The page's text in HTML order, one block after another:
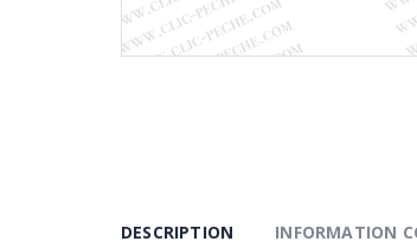
DESCRIPTION INFORMATION